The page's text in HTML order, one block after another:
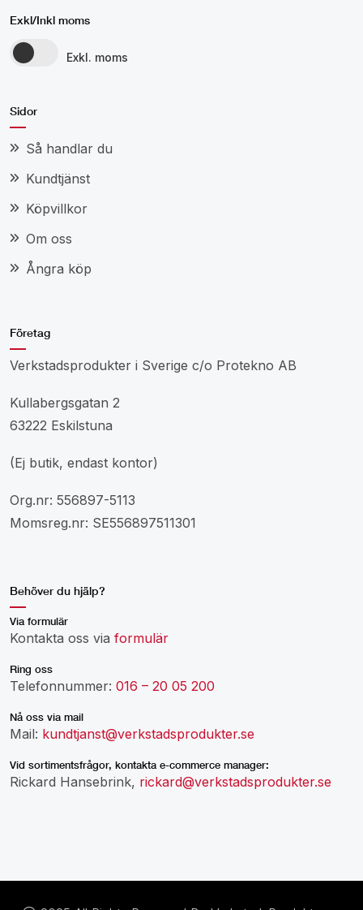
Exkl/Inkl moms
Exkl. moms
Sidor
Så handlar du
Kundtjänst
Köpvillkor
Om oss
Ångra köp
Företag
Verkstadsprodukter i Sverige c/o Protekno AB
Kullabergsgatan 2
63222 Eskilstuna
(Ej butik, endast kontor)
Org.nr: 556897-5113
Momsreg.nr: SE556897511301
Behöver du hjälp?
Via formulär
Kontakta oss via formulär
Ring oss
Telefonnummer: 016 – 20 05 200
Nå oss via mail
Mail: kundtjanst@verkstadsprodukter.se
Vid sortimentsfrågor, kontakta e-commerce manager:
Rickard Hansebrink, rickard@verkstadsprodukter.se